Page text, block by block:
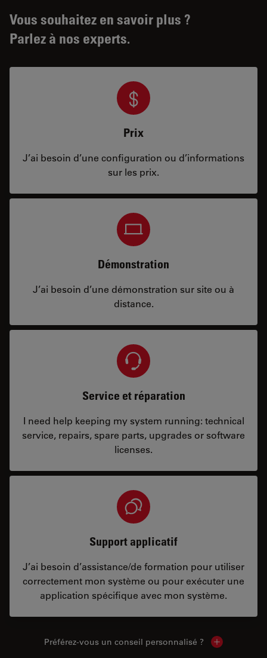
Vous souhaitez en savoir plus ?
Parlez à nos experts.
Prix
J’ai besoin d’une configuration ou d’informations
sur les prix.
Démonstration
J’ai besoin d’une démonstration sur site ou à
distance.
Service et réparation
I need help keeping my system running: technical
service, repairs, spare parts, upgrades or software
licenses.
Support applicatif
J’ai besoin d’assistance/de formation pour utiliser
correctement mon système ou pour exécuter une
application spécifique avec mon système.
Préférez-vous un conseil personnalisé ? Show local